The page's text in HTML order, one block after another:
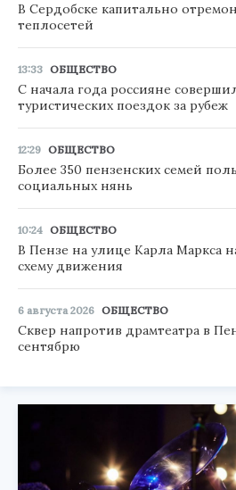
В Сердобске капитально
теплосетей
13:33 ОБЩЕСТВО
С начала года россияне
туристических поездок за рубеж
12:29 ОБЩЕСТВО
Более 350 пензенских семей
социальных нянь
10:24 ОБЩЕСТВО
В Пензе на улице Карла Маркса
схему движения
6 августа 2026 ОБЩЕСТВО
Сквер напротив драмтеатра в
сентябрю